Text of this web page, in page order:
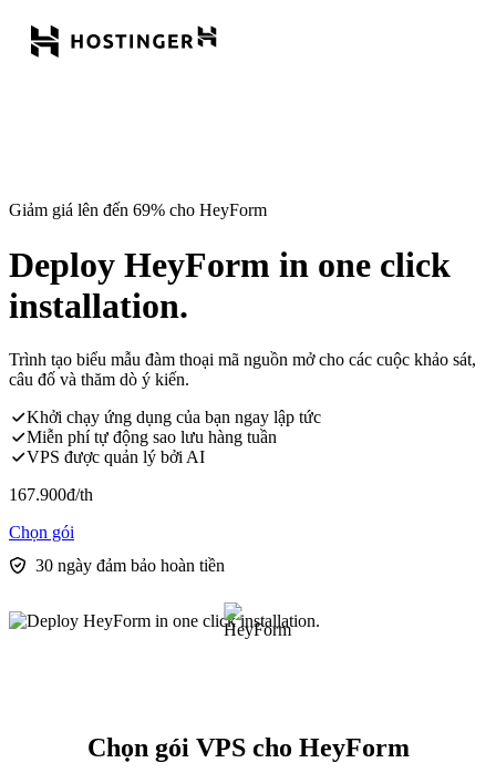
Giảm giá lên đến 69% cho HeyForm
Deploy HeyForm in one click
installation.
Trình tạo biểu mẫu đàm thoại mã nguồn mở cho các cuộc khảo sát,
câu đố và thăm dò ý kiến.
Khởi chạy ứng dụng của bạn ngay lập tức
Miễn phí tự động sao lưu hàng tuần
VPS được quản lý bởi AI
167.900đ/th
Chọn gói
30 ngày đảm bảo hoàn tiền
Chọn gói VPS cho HeyForm